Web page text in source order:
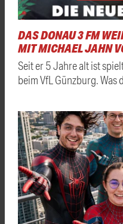
DAS DONAU 3 FM
MIT MICHAEL JAHN
Seit er 5 Jahre alt ist
beim VfL Günzburg.